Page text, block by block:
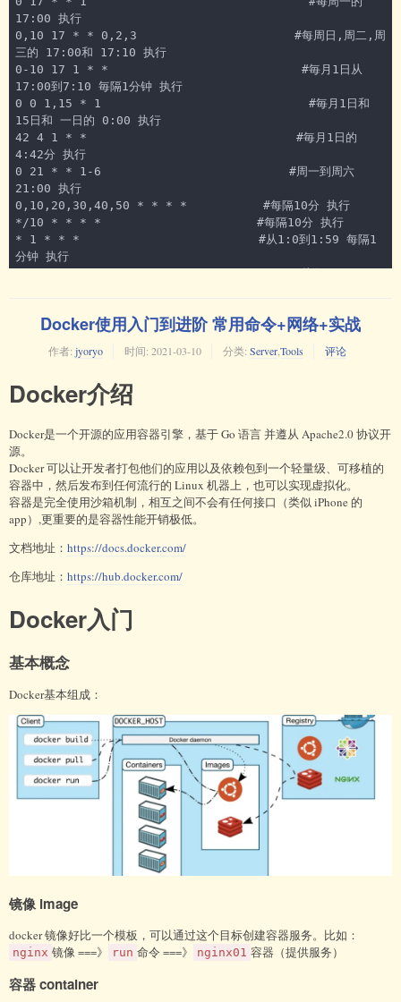
17:00 执行
0,10 17 * * 0,2,3                      #每周日,周二,周
三的 17:00和 17:10 执行
0-10 17 1 * *                           #毎月1日从
17:00到7:10 毎隔1分钟 执行
0 0 1,15 * 1                             #毎月1日和
15日和 一日的 0:00 执行
42 4 1 * * 　 　                        #毎月1日的
4:42分 执行
0 21 * * 1-6　　                       #周一到周六
21:00 执行
0,10,20,30,40,50 * * * *　         #每隔10分 执行
*/10 * * * * 　　　　　　           #每隔10分 执行
* 1 * * *　　　　　　　　            #从1:0到1:59 每隔1
分钟 执行
0 1 * * *　　　　　　　　            #1:00 执行
0 * * * *　　　　　　　　            #毎时0分 每隔1小时
2 8-20/3 * * *
30 5 1,15 * *　　　　　　            #1日 和 15日的
Docker使用入门到进阶 常用命令+网络+实战
作者: jyoryo 时间: 2021-03-10 分类: Server,Tools 评论
Docker介绍
Docker是一个开源的应用容器引擎，基于 Go 语言 并遵从 Apache2.0 协议开
源。
Docker 可以让开发者打包他们的应用以及依赖包到一个轻量级、可移植的
容器中，然后发布到任何流行的 Linux 机器上，也可以实现虚拟化。
容器是完全使用沙箱机制，相互之间不会有任何接口（类似 iPhone 的
app）,更重要的是容器性能开销极低。
文档地址： https://docs.docker.com/
仓库地址： https://hub.docker.com/
Docker入门
基本概念
Docker基本组成：
镜像 image
docker 镜像好比一个模板，可以通过这个目标创建容器服务。比如：
nginx 镜像 ===》 run 命令 ===》 nginx01 容器（提供服务）
容器 container